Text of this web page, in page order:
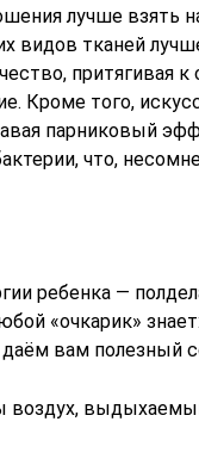
лучше взять
видов тканей
притягивая
Кроме того,
парниковый
что,
ребенка —
«очкарик»
вам полезный
воздух,